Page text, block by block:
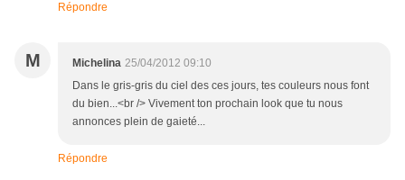
Répondre
M Michelina 25/04/2012 09:10
Dans le gris-gris du ciel des ces jours, tes couleurs nous font
du bien...<br /> Vivement ton prochain look que tu nous
annonces plein de gaieté...
Répondre